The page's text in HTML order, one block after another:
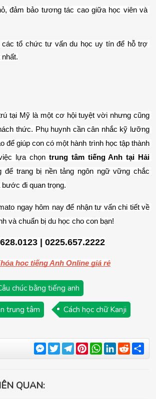
đảm bảo tương tác cao giữa học viên và
các tổ chức tư vấn du học uy tín để hỗ trợ
nhất.
tại Mỹ là một cơ hội tuyệt vời nhưng cũng
thức. Phụ huynh cần cân nhắc kỹ lưỡng
để giúp con có một hành trình học tập thành
lựa chọn trung tâm tiếng Anh tại Hải
để trang bị nền tảng ngôn ngữ vững chắc
đi quan trọng.
ngay hôm nay để nhận tư vấn chi tiết về
và chuẩn bị du học cho con bạn!
| 0225.657.2222
học tiếng Anh Online giá rẻ
chúc bằng tiếng anh
trung tâm
Cách học chữ Kanji
Messenger
TwitterTelegram
Pinterest
WhatsApp
LinkedIn
Reddit
QUAN: